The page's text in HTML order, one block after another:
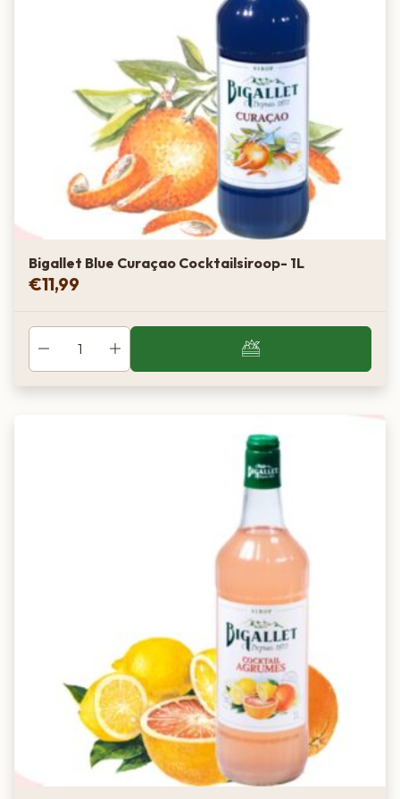
Bigallet Blue Curaçao Cocktailsiroop- 1L
€11,99